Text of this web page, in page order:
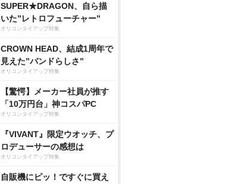
SUPER★DRAGON、自ら描
いた”レトロフューチャー”
オリコンタイアップ特集
CROWN HEAD、結成1周年で
見えた”バンドらしさ”
オリコンタイアップ特集
【驚愕】メーカー社員が推す
「10万円台」神コスパPC
オリコンタイアップ特集
『VIVANT』限定ウオッチ、プ
ロデューサーの感想は
オリコンタイアップ特集
自販機にピッ！ですぐに買え